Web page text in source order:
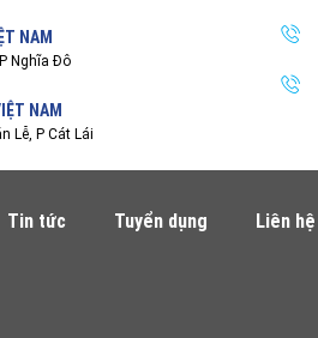
NAM
Nghĩa Đô
NAM
Lễ, P Cát Lái
Tin tức Tuyển dụng Liên hệ